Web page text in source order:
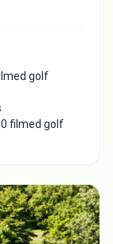
golf
filmed golf